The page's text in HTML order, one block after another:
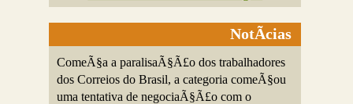
NotÃ­cias
ComeÃ§a a paralisaÃ§Ã£o dos trabalhadores
dos Correios do Brasil, a categoria comeÃ§ou
uma tentativa de negociaÃ§Ã£o com o